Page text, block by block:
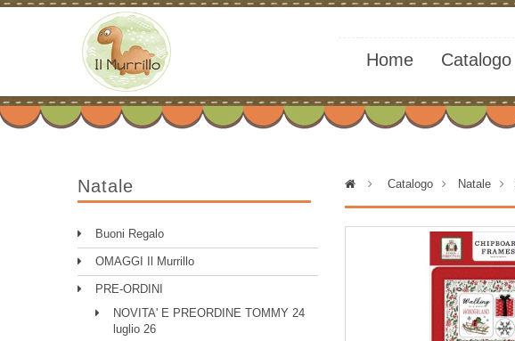
Home Catalogo
Natale
Buoni Regalo
OMAGGI Il Murrillo
PRE-ORDINI
NOVITA' E PREORDINE TOMMY 24
luglio 26
> Catalogo > Natale >